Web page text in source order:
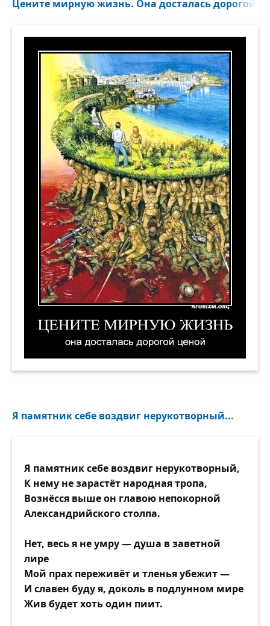
Цените мирную жизнь. Она досталась дорогой
Я памятник себе воздвиг нерукотворный...
Я памятник себе воздвиг нерукотворный,
К нему не зарастёт народная тропа,
Вознёсся выше он главою непокорной
Александрийского столпа.
Нет, весь я не умру — душа в заветной
лире
Мой прах переживёт и тлeнья убежит —
И славен буду я, доколь в подлунном мире
Жив будет хоть один пиит.